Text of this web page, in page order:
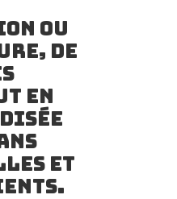
ou
de
en
et